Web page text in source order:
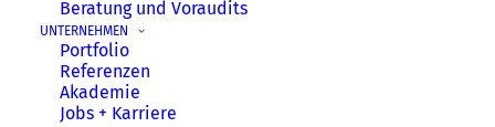
Beratung und Voraudits
UNTERNEHMEN
Portfolio
Referenzen
Akademie
Jobs + Karriere
Analytics bis zu Sensorik und Edge
Computing.